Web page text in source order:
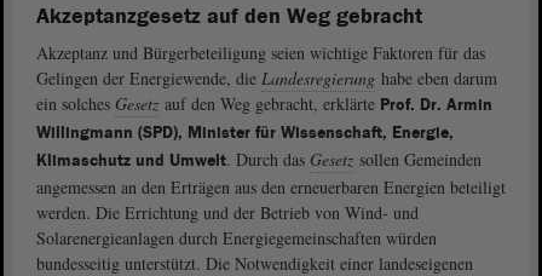
Akzeptanzgesetz auf den Weg gebracht
Akzeptanz und Bürgerbeteiligung seien wichtige Faktoren für das
Gelingen der Energiewende, die Landesregierung habe eben darum
ein solches Gesetz auf den Weg gebracht, erklärte Prof. Dr. Armin
Willingmann (SPD), Minister für Wissenschaft, Energie,
Klimaschutz und Umwelt. Durch das Gesetz sollen Gemeinden
angemessen an den Erträgen aus den erneuerbaren Energien beteiligt
werden. Die Errichtung und der Betrieb von Wind- und
Solarenergieanlagen durch Energiegemeinschaften würden
bundesseitig unterstützt. Die Notwendigkeit einer landeseigenen